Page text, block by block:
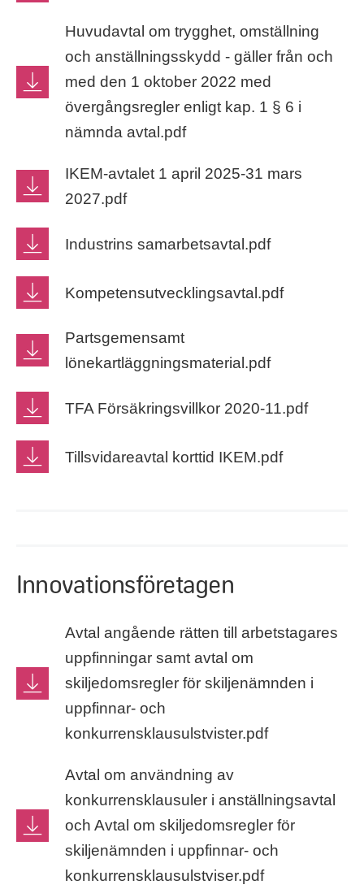
Huvudavtal om trygghet, omställning
och anställningsskydd - gäller från och
med den 1 oktober 2022 med
övergångsregler enligt kap. 1 § 6 i
nämnda avtal.pdf
IKEM-avtalet 1 april 2025-31 mars
2027.pdf
Industrins samarbetsavtal.pdf
Kompetensutvecklingsavtal.pdf
Partsgemensamt
lönekartläggningsmaterial.pdf
TFA Försäkringsvillkor 2020-11.pdf
Tillsvidareavtal korttid IKEM.pdf
Innovationsföretagen
Avtal angående rätten till arbetstagares
uppfinningar samt avtal om
skiljedomsregler för skiljenämnden i
uppfinnar- och
konkurrensklausulstvister.pdf
Avtal om användning av
konkurrensklausuler i anställningsavtal
och Avtal om skiljedomsregler för
skiljenämnden i uppfinnar- och
konkurrensklausulstviser.pdf